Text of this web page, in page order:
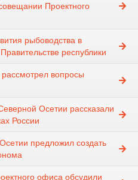
Проектного
рыбоводства в
республики
вопросы
Осетии рассказали
России
предложил создать
офиса обсудили